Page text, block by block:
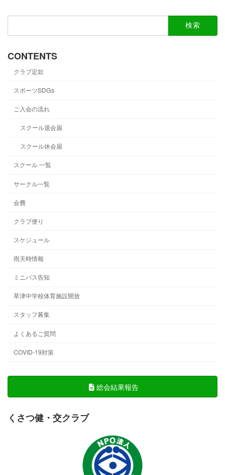
検
CONTENTS
クラブ定款
スポーツSDGs
ご入会の流れ
スクール退会届
スクール休会届
スクール 一覧
サークル一覧
会費
クラブ便り
スケジュール
雨天時情報
ミニバス告知
草津中学校体育施設開放
スタッフ募集
よくあるご質問
COVID-19対策
総会結果報告
くさつ健・交クラブ